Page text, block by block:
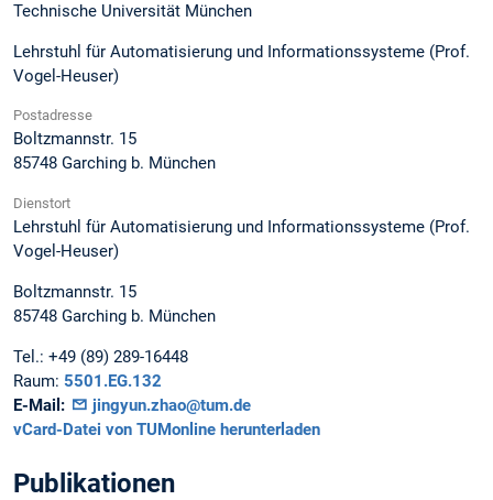
Technische Universität München
Lehrstuhl für Automatisierung und Informationssysteme (Prof.
Vogel-Heuser)
Postadresse
Boltzmannstr. 15
85748 Garching b. München
Dienstort
Lehrstuhl für Automatisierung und Informationssysteme (Prof.
Vogel-Heuser)
Boltzmannstr. 15
85748 Garching b. München
Tel.: +49 (89) 289-16448
Raum: 5501.EG.132
E-Mail:
jingyun.zhao@tum.de
vCard-Datei von TUMonline herunterladen
Publikationen